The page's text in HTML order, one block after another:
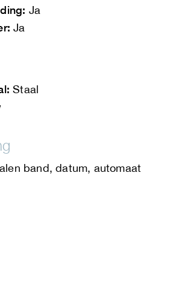
Ja
Ja
Staal
band, datum, automaat